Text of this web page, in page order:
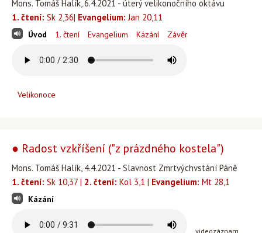
Mons. Tomáš Halík, 6.4.2021 - úterý velikonočního oktávu
1. čtení: Sk 2,36| Evangelium: Jan 20,11
Úvod 1. čtení Evangelium Kázání Závěr
Velikonoce
● Radost vzkříšení ("z prázdného kostela")
Mons. Tomáš Halík, 4.4.2021 - Slavnost Zmrtvýchvstání Páně
1. čtení: Sk 10,37 | 2. čtení: Kol 3,1 | Evangelium: Mt 28,1
Kázání
videozáznam